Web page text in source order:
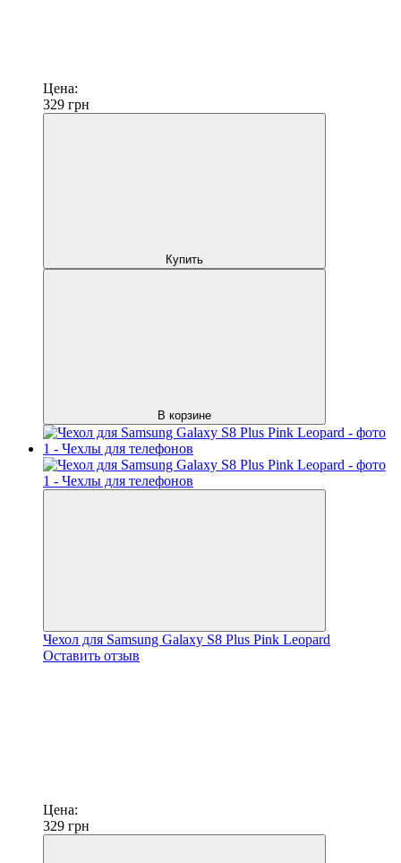
Цена:
329 грн
Купить
В корзине
Чехол для Samsung Galaxy S8 Plus Pink Leopard
Оставить отзыв
Цена:
329 грн